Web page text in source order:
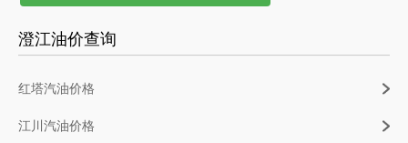
澄江油价查询
红塔汽油价格
江川汽油价格